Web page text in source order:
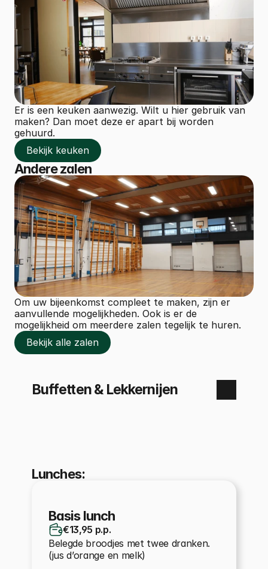
Er is een keuken aanwezig. Wilt u hier gebruik van
maken? Dan moet deze er apart bij worden
gehuurd.
Bekijk keuken
Bekijk keuken
Andere zalen
Om uw bijeenkomst compleet te maken, zijn er
aanvullende mogelijkheden. Ook is er de
mogelijkheid om meerdere zalen tegelijk te huren.
Bekijk alle zalen
Bekijk alle zalen
Buffetten & Lekkernijen
Lunches:
Basis lunch
€13,95 p.p.
Belegde broodjes met twee dranken.
(jus d’orange en melk)